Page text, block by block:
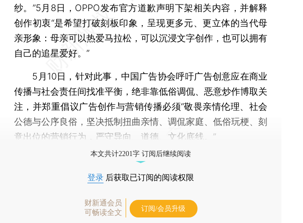
纱。”5月8日，OPPO发布官方道歉声明下架相关内容，并解释
创作初衷“是希望打破刻板印象，呈现更多元、更立体的当代母
亲形象：母亲可以热爱马拉松，可以沉浸文字创作，也可以拥有
自己的追星爱好。”
5月10日，针对此事，中国广告协会呼吁广告创意应在商业
传播与社会责任间找准平衡，绝非靠低俗调侃、恶意炒作博取关
注，并郑重倡议广告创作与营销传播必须“敬畏亲情伦理、社会
公德与公序良俗，坚决抵制扭曲亲情、调侃家庭、低俗玩梗、刻
意出位的营销行为，严守导向、道德、文化底线。”
本文共计2201字 订阅后继续阅读
登录 后获取已订阅的阅读权限
财新通会员
可畅读全文
订阅/会员升级